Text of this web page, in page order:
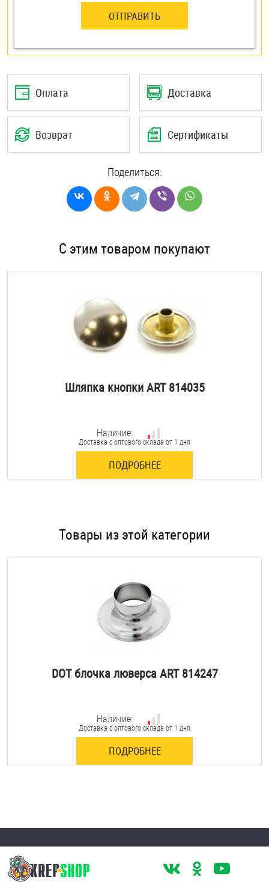
ОТПРАВИТЬ
Оплата Доставка
Возврат Сертификаты
Поделиться:
С этим товаром покупают
Шляпка кнопки ART 814035
Наличие:
Доставка с оптового склада от 1 дня
ПОДРОБНЕЕ
Товары из этой категории
DOT блочка люверса ART 814247
Наличие:
Доставка с оптового склада от 1 дня
ПОДРОБНЕЕ